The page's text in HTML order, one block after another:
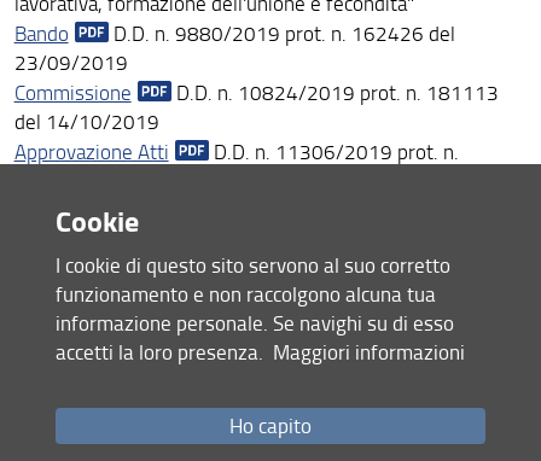
Bando
D.D. n. 9880/2019 prot. n. 162426 del
23/09/2019
Commissione
D.D. n. 10824/2019 prot. n. 181113
del 14/10/2019
Approvazione Atti
D.D. n. 11306/2019 prot. n.
Rinnovo
21/10/2020
Rinnovo
D.D. n. 10353/2021 prot. n. 260918 del
06/10/2021
Rinnovo
D.D. n. 10750/2022 prot. n. 215727 del
04/10/2022
Condividi
Persone
DISIA-Lab
Bandi e avvisi
DiSIA per la sostenibilità
Struttura e sedi
Area riservata
Cookie
I cookie di questo sito servono al suo corretto
funzionamento e non raccolgono alcuna tua
informazione personale. Se navighi su di esso
accetti la loro presenza. Maggiori informazioni
Ho capito